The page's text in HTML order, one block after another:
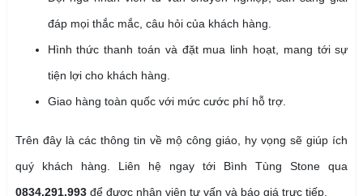
đáp mọi thắc mắc, câu hỏi của khách hàng.
Hình thức thanh toán và đặt mua linh hoạt, mang tới sự
tiện lợi cho khách hàng.
Giao hàng toàn quốc với mức cước phí hỗ trợ.
Trên đây là các thông tin về mộ công giáo, hy vọng sẽ giúp ích
quý khách hàng. Liên hệ ngay tới Bình Tùng Stone qua
0834.291.993để được nhân viên tư vấn và báo giá trực tiếp.